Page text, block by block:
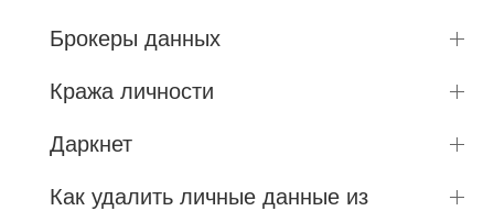
Брокеры данных
Кража личности
Даркнет
Как удалить личные данные из